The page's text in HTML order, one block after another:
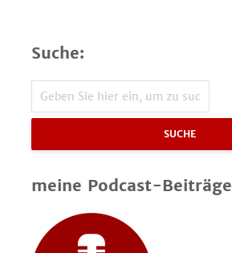
Suche:
SUCHE
meine Podcast-Beiträge